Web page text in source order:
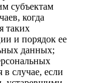
субъектам
когда
таких
и порядок ее
данных;
случае, если